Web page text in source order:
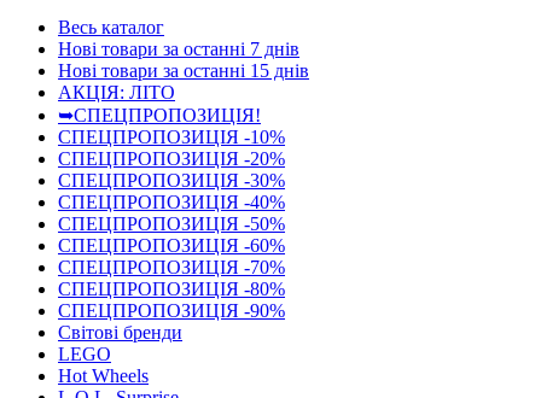
Весь каталог
Нові товари за останнi 7 днiв
Нові товари за останнi 15 днiв
АКЦІЯ: ЛІТО
➥СПЕЦПРОПОЗИЦІЯ!
СПЕЦПРОПОЗИЦІЯ -10%
СПЕЦПРОПОЗИЦІЯ -20%
СПЕЦПРОПОЗИЦІЯ -30%
СПЕЦПРОПОЗИЦІЯ -40%
СПЕЦПРОПОЗИЦІЯ -50%
СПЕЦПРОПОЗИЦІЯ -60%
СПЕЦПРОПОЗИЦІЯ -70%
СПЕЦПРОПОЗИЦІЯ -80%
СПЕЦПРОПОЗИЦІЯ -90%
Світові бренди
LEGO
Hot Wheels